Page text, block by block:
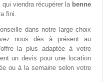
viendra récupérer la benne
fini.
dans notre large choix
nous dès à présent au
la plus adaptée à votre
un devis pour une location
ou à la semaine selon votre